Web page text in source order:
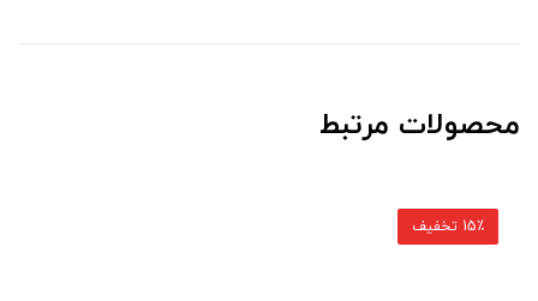
محصولات مرتبط
15٪ تخفیف